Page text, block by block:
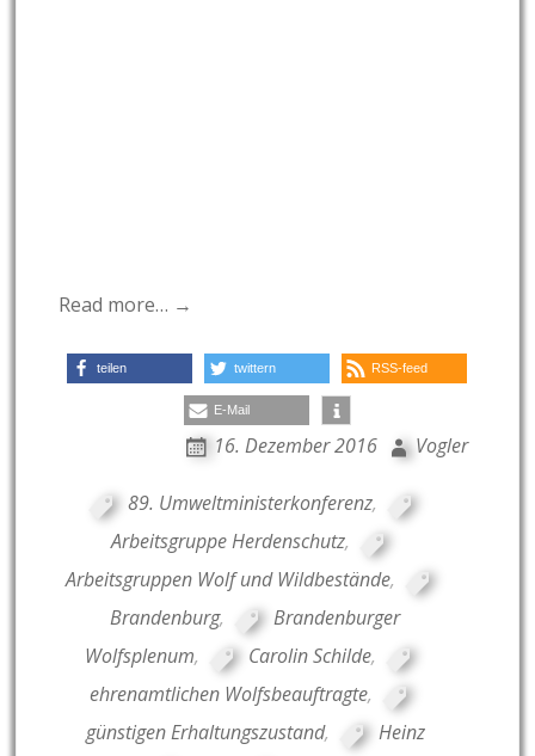
Read more… →
teilen twittern RSS-feed
E-Mail
16. Dezember 2016 Vogler
89. Umweltministerkonferenz,
Arbeitsgruppe Herdenschutz,
Arbeitsgruppen Wolf und Wildbestände,
Brandenburg,
Brandenburger
Wolfsplenum, Carolin Schilde,
ehrenamtlichen Wolfsbeauftragte,
günstigen Erhaltungszustand,
Heinz